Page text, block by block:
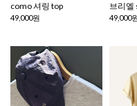
como 셔링 top
49,000원
브리엘
49,000